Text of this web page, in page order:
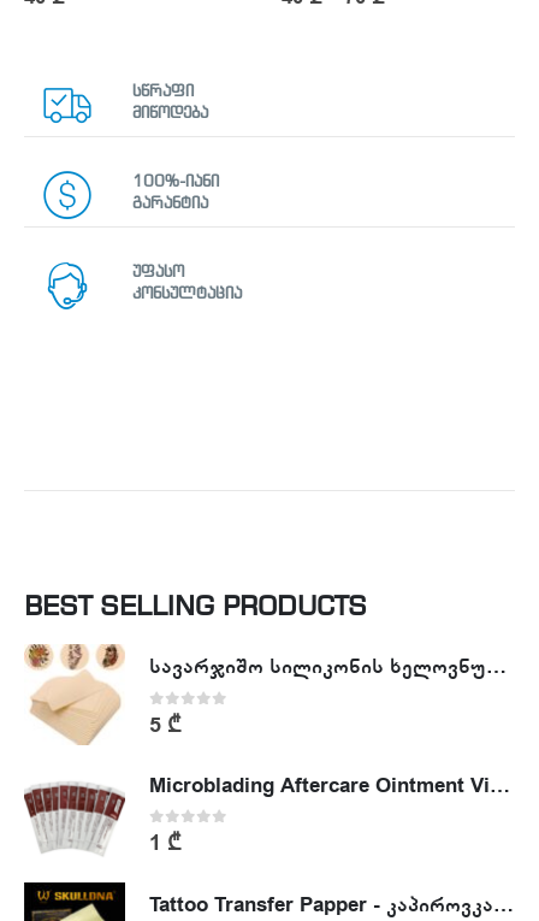
სწრაფი
მიწოდება
100%-იანი
გარანტია
უფასო
კონსულტაცია
BEST SELLING PRODUCTS
სავარჯიშო სილიკონის ხელოვნური კანი - Tattoo Practike skin
0out of 5
5 ₾
Microblading Aftercare Ointment Vitamin A&D
0 out of 5
1 ₾
Tattoo Transfer Papper - კაპიროვკა - ტატუს ესკიზის კოპირების ქაღალდი